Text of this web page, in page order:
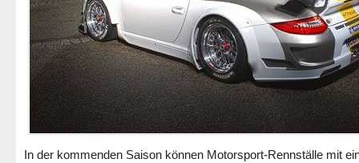
In der kommenden Saison können Motorsport-Rennställe mit